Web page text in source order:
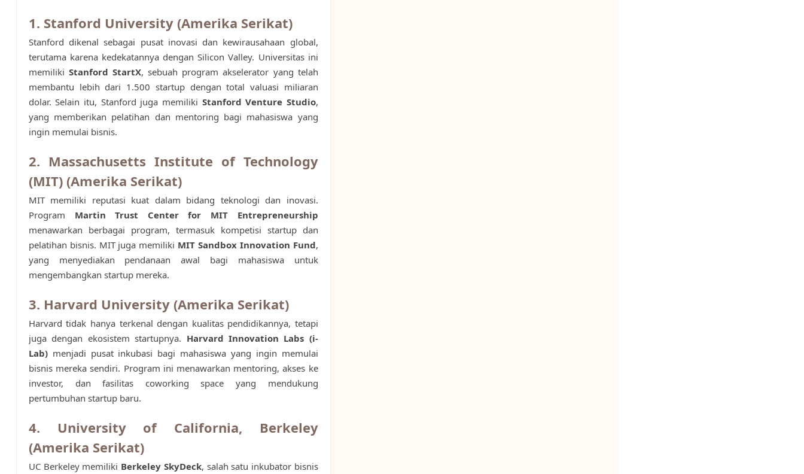
1. Stanford University (Amerika Serikat)
Stanford dikenal sebagai pusat inovasi dan kewirausahaan global,
terutama karena kedekatannya dengan Silicon Valley. Universitas ini
memiliki Stanford StartX, sebuah program akselerator yang telah
membantu lebih dari 1.500 startup dengan total valuasi miliaran
dolar. Selain itu, Stanford juga memiliki Stanford Venture Studio,
yang memberikan pelatihan dan mentoring bagi mahasiswa yang
ingin memulai bisnis.
2. Massachusetts Institute of Technology
(MIT) (Amerika Serikat)
MIT memiliki reputasi kuat dalam bidang teknologi dan inovasi.
Program Martin Trust Center for MIT Entrepreneurship
menawarkan berbagai program, termasuk kompetisi startup dan
pelatihan bisnis. MIT juga memiliki MIT Sandbox Innovation Fund,
yang menyediakan pendanaan awal bagi mahasiswa untuk
mengembangkan startup mereka.
3. Harvard University (Amerika Serikat)
Harvard tidak hanya terkenal dengan kualitas pendidikannya, tetapi
juga dengan ekosistem startupnya. Harvard Innovation Labs (i-
Lab)menjadi pusat inkubasi bagi mahasiswa yang ingin memulai
bisnis mereka sendiri. Program ini menawarkan mentoring, akses ke
investor, dan fasilitas coworking space yang mendukung
pertumbuhan startup baru.
4. University of California, Berkeley
(Amerika Serikat)
UC Berkeley memiliki Berkeley SkyDeck, salah satu inkubator bisnis